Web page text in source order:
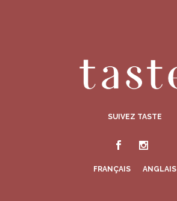
SUIVEZ TASTE
FRANÇAIS ANGLAIS